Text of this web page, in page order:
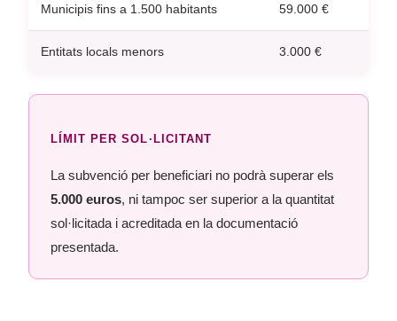
Municipis fins a 1.500 habitants 59.000 €
Entitats locals menors 3.000 €
LÍMIT PER SOL·LICITANT
La subvenció per beneficiari no podrà superar els
5.000 euros, ni tampoc ser superior a la quantitat
sol·licitada i acreditada en la documentació
presentada.